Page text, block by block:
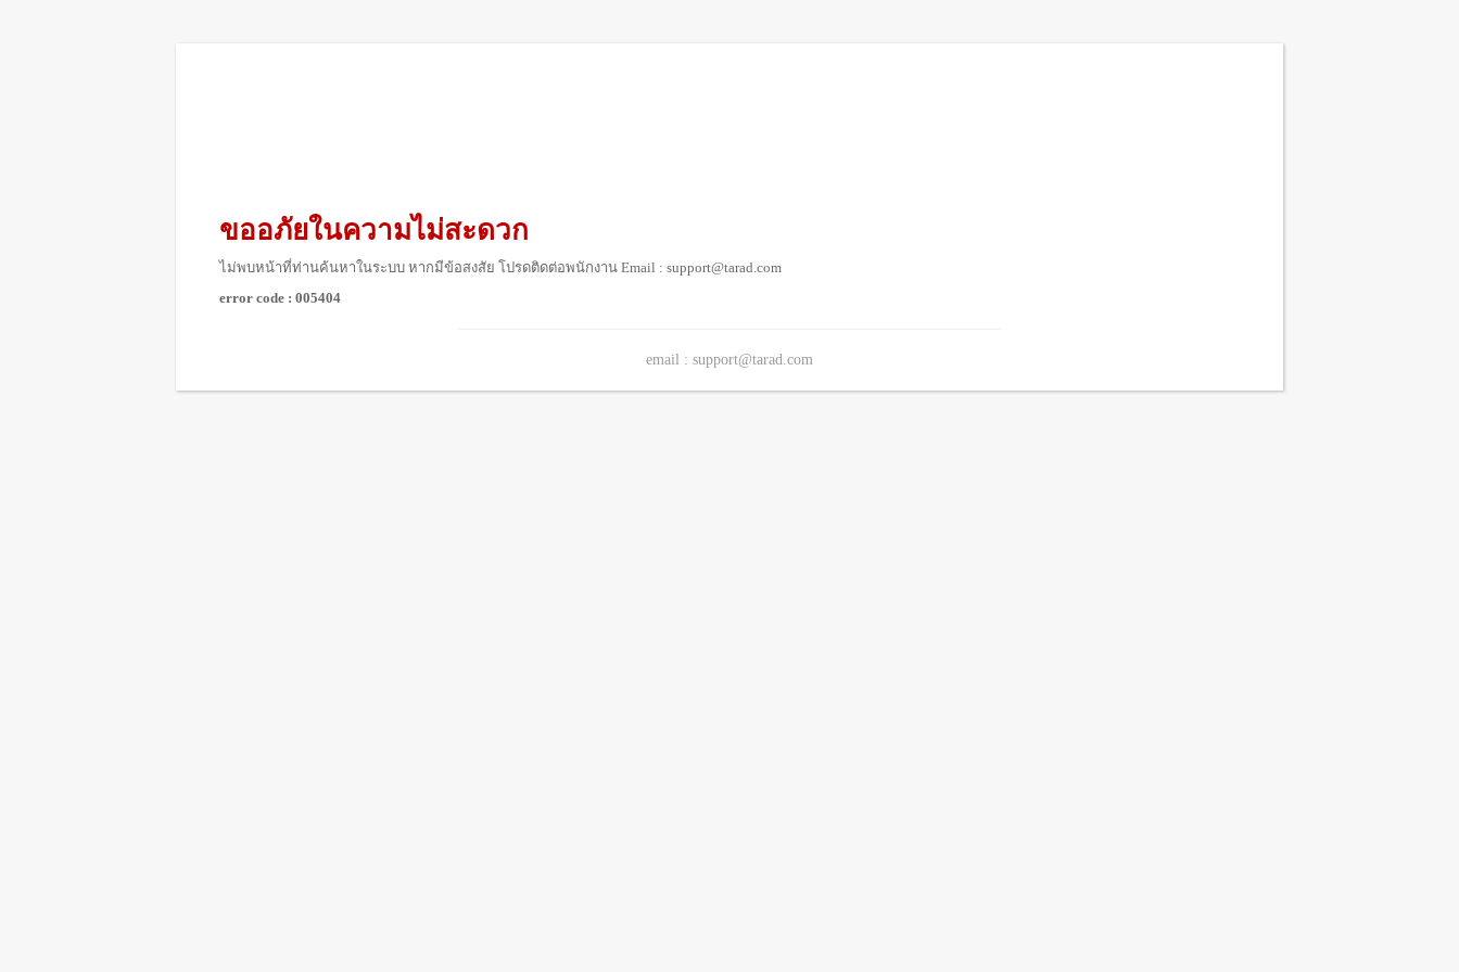
ขออภัยในความไม่สะดวก
ไม่พบหน้าที่ท่านค้นหาในระบบ หากมีข้อสงสัย โปรดติดต่อพนักงาน Email : support@tarad.com
error code : 005404
email : support@tarad.com